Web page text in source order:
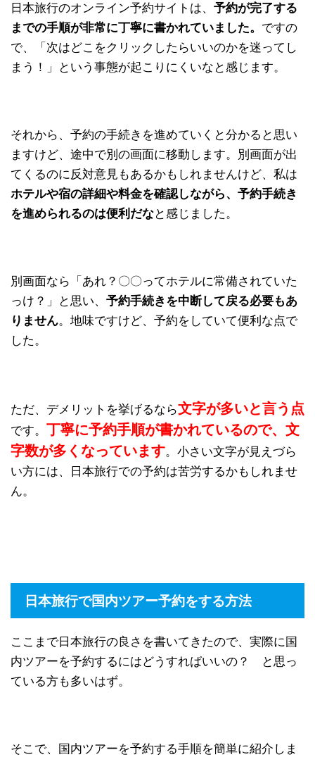
日本旅行のオンライン予約サイトは、 予約が完了する
までの手順が非常に丁寧に書かれていました。 ですの
で、「次はどこをクリックしたらいいのかを迷ってし
まう！」という事態が起こりにくいなと感じます。
それから、予約の手続きを進めていくと分かると思い
ますけど、途中で別の画面に移動します。別画面が出
てくるのに反対意見もあるかもしれませんけど、私は
ホテルや宿の詳細や料金を確認しながら、予約手続き
を進められるのは便利だなと感じました。
別画面なら「あれ？〇〇ってホテルに常備されていた
っけ？」と思い、 予約手続きを中断して戻る必要もあ
りません。地味ですけど、予約をしていて便利な点で
した。
ただ、デメリットを挙げるなら文字が多いと言う点
です。 丁寧に予約手順が書かれているので、文
字数が多くなっています。小さい文字が見えづら
い方には、日本旅行での予約は苦労するかもしれませ
ん。
日本旅行で国内ツアー予約をする方法
ここまで日本旅行の良さを書いてきたので、実際に国
内ツアーを予約するにはどうすればいいの？ と思っ
ている方も多いはず。
そこで、国内ツアーを予約する手順を簡単に紹介しま